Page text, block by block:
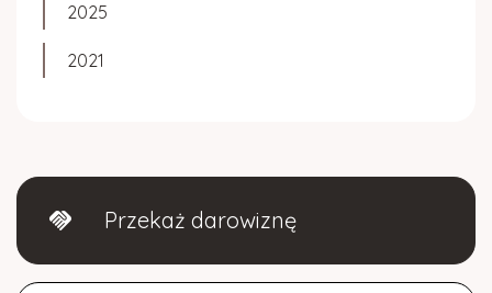
2025
2021
handshake Przekaż darowiznę